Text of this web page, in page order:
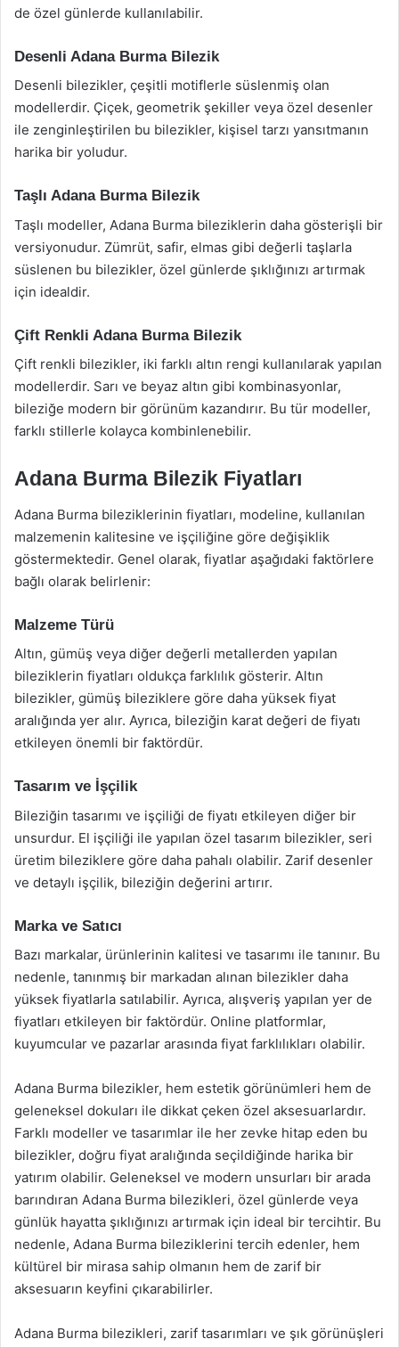
de özel günlerde kullanılabilir.
Desenli Adana Burma Bilezik
Desenli bilezikler, çeşitli motiflerle süslenmiş olan
modellerdir. Çiçek, geometrik şekiller veya özel desenler
ile zenginleştirilen bu bilezikler, kişisel tarzı yansıtmanın
harika bir yoludur.
Taşlı Adana Burma Bilezik
Taşlı modeller, Adana Burma bileziklerin daha gösterişli bir
versiyonudur. Zümrüt, safir, elmas gibi değerli taşlarla
süslenen bu bilezikler, özel günlerde şıklığınızı artırmak
için idealdir.
Çift Renkli Adana Burma Bilezik
Çift renkli bilezikler, iki farklı altın rengi kullanılarak yapılan
modellerdir. Sarı ve beyaz altın gibi kombinasyonlar,
bileziğe modern bir görünüm kazandırır. Bu tür modeller,
farklı stillerle kolayca kombinlenebilir.
Adana Burma Bilezik Fiyatları
Adana Burma bileziklerinin fiyatları, modeline, kullanılan
malzemenin kalitesine ve işçiliğine göre değişiklik
göstermektedir. Genel olarak, fiyatlar aşağıdaki faktörlere
bağlı olarak belirlenir:
Malzeme Türü
Altın, gümüş veya diğer değerli metallerden yapılan
bileziklerin fiyatları oldukça farklılık gösterir. Altın
bilezikler, gümüş bileziklere göre daha yüksek fiyat
aralığında yer alır. Ayrıca, bileziğin karat değeri de fiyatı
etkileyen önemli bir faktördür.
Tasarım ve İşçilik
Bileziğin tasarımı ve işçiliği de fiyatı etkileyen diğer bir
unsurdur. El işçiliği ile yapılan özel tasarım bilezikler, seri
üretim bileziklere göre daha pahalı olabilir. Zarif desenler
ve detaylı işçilik, bileziğin değerini artırır.
Marka ve Satıcı
Bazı markalar, ürünlerinin kalitesi ve tasarımı ile tanınır. Bu
nedenle, tanınmış bir markadan alınan bilezikler daha
yüksek fiyatlarla satılabilir. Ayrıca, alışveriş yapılan yer de
fiyatları etkileyen bir faktördür. Online platformlar,
kuyumcular ve pazarlar arasında fiyat farklılıkları olabilir.
Adana Burma bilezikler, hem estetik görünümleri hem de
geleneksel dokuları ile dikkat çeken özel aksesuarlardır.
Farklı modeller ve tasarımlar ile her zevke hitap eden bu
bilezikler, doğru fiyat aralığında seçildiğinde harika bir
yatırım olabilir. Geleneksel ve modern unsurları bir arada
barındıran Adana Burma bilezikleri, özel günlerde veya
günlük hayatta şıklığınızı artırmak için ideal bir tercihtir. Bu
nedenle, Adana Burma bileziklerini tercih edenler, hem
kültürel bir mirasa sahip olmanın hem de zarif bir
aksesuarın keyfini çıkarabilirler.
Adana Burma bilezikleri, zarif tasarımları ve şık görünüşleri